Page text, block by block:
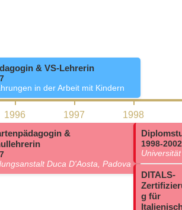
1996 1997 1998
&
Duca D'Aosta, Padova
1998-2002
DITALS-
g für
& VS-Lehrerin
in der Arbeit mit Kindern